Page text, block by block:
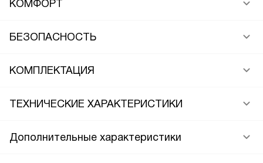
КОМФОРТ
БЕЗОПАСНОСТЬ
КОМПЛЕКТАЦИЯ
ТЕХНИЧЕСКИЕ ХАРАКТЕРИСТИКИ
Дополнительные характеристики